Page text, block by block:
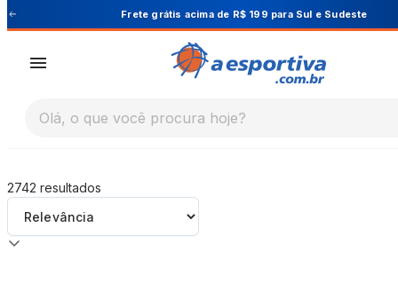
A Esportiva Frete grátis acima de R$ 199 para Sul e Sudeste
Olá, o que você procura hoje?
2742 resultados